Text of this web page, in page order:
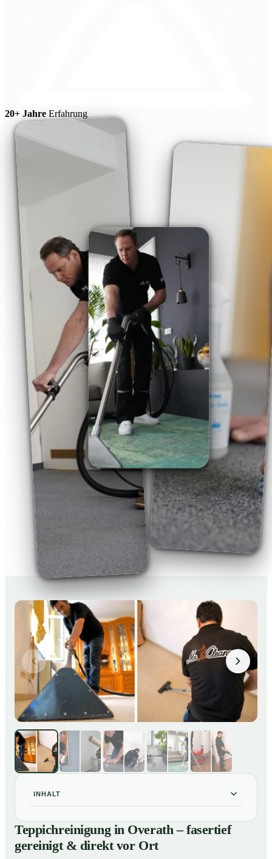
20+ Jahre Erfahrung
INHALT
01Teppichreinigung in Overath – fasertief gereinigt &
direkt vor Ort
Unsere Leistungen im Überblick
Teppichreinigung in Overath – fasertief
gereinigt & direkt vor Ort